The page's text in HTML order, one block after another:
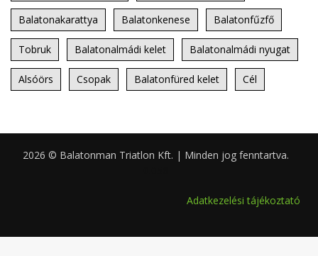
Balatonakarattya Balatonkenese Balatonfűzfő
Tobruk Balatonalmádi kelet Balatonalmádi nyugat
Alsóörs Csopak Balatonfüred kelet Cél
2026 © Balatonman Triatlon Kft. | Minden jog fenntartva.
Adatkezelési tájékoztató